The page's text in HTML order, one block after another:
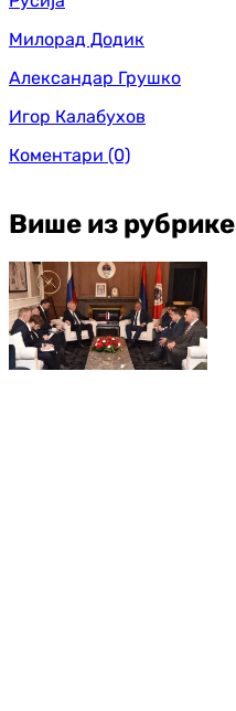
Милорад Додик
Александар Грушко
Игор Калабухов
Коментари (0)
Више из рубрике